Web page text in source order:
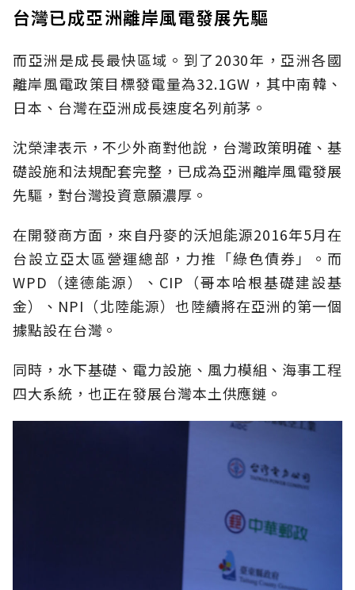
台灣已成亞洲離岸風電發展先驅
而亞洲是成長最快區域。到了2030年，亞洲各國
離岸風電政策目標發電量為32.1GW，其中南韓、
日本、台灣在亞洲成長速度名列前茅。
沈榮津表示，不少外商對他說，台灣政策明確、基
礎設施和法規配套完整，已成為亞洲離岸風電發展
先驅，對台灣投資意願濃厚。
在開發商方面，來自丹麥的沃旭能源2016年5月在
台設立亞太區營運總部，力推「綠色債券」。而
WPD（達德能源）、CIP（哥本哈根基礎建設基
金）、NPI（北陸能源）也陸續將在亞洲的第一個
據點設在台灣。
同時，水下基礎、電力設施、風力模組、海事工程
四大系統，也正在發展台灣本土供應鏈。